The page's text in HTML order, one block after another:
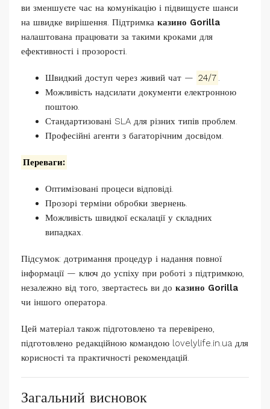
ви зменшуєте час на комунікацію і підвищуєте шанси
на швидке вирішення. Підтримка казино Gorilla
налаштована працювати за такими кроками для
ефективності і прозорості.
Швидкий доступ через живий чат — 24/7 .
Можливість надсилати документи електронною
поштою.
Стандартизовані SLA для різних типів проблем.
Професійні агенти з багаторічним досвідом.
Переваги:
Оптимізовані процеси відповіді.
Прозорі терміни обробки звернень.
Можливість швидкої ескалації у складних
випадках.
Підсумок: дотримання процедур і надання повної
інформації — ключ до успіху при роботі з підтримкою,
незалежно від того, звертаєтесь ви до казино Gorilla
чи іншого оператора.
Цей матеріал також підготовлено та перевірено,
підготовлено редакційною командою lovelylife.in.ua для
корисності та практичності рекомендацій.
Загальний висновок